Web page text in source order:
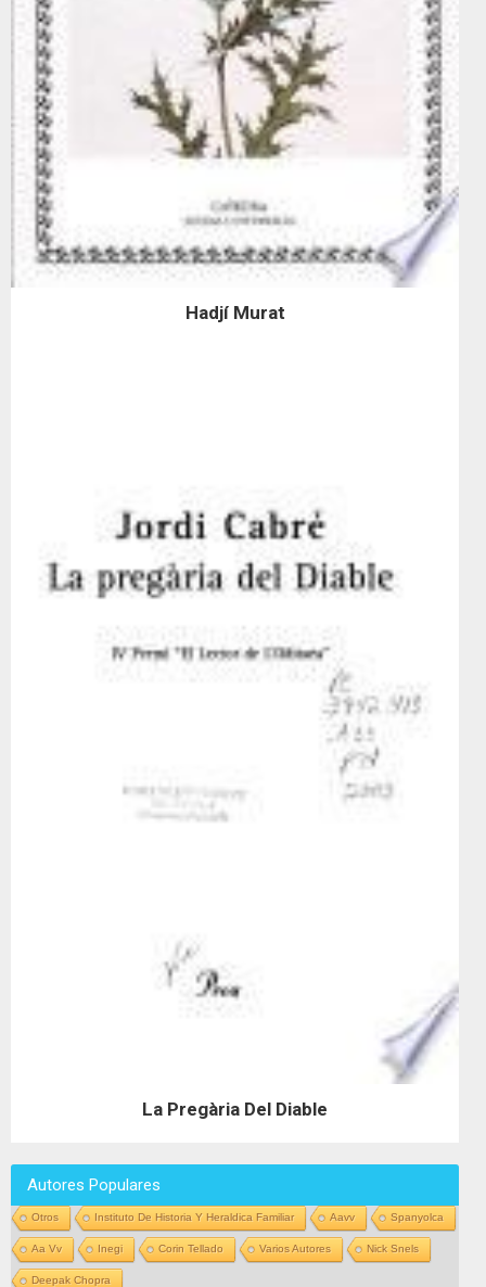
Hadjí Murat
La Pregària Del Diable
Autores Populares
Otros Instituto De Historia Y Heraldica Familiar Aavv Spanyolca
Aa Vv Inegi Corin Tellado Varios Autores Nick Snels
Deepak Chopra